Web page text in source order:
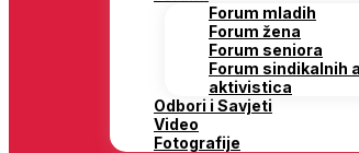
Forum mladih
Forum žena
Forum seniora
Forum sindikalnih
aktivistica
Odbori i Savjeti
Video
Fotografije